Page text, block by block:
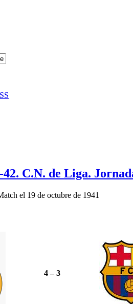
C.N. de Liga.
el 19 de octubre de 1941
4 – 3